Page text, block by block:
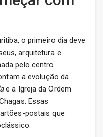
o primeiro dia deve
arquitetura e
pelo centro
a evolução da
e a Igreja da Ordem
Essas
postais que